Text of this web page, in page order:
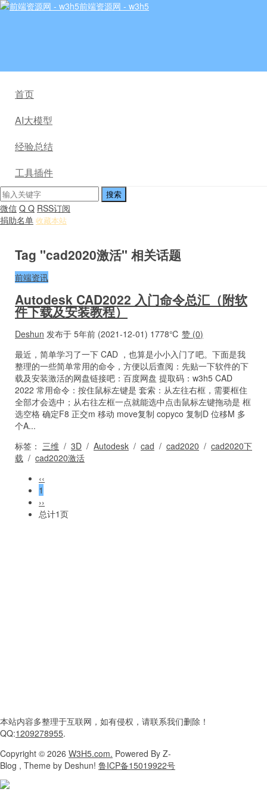
前端资源网 - w3h5
首页
AI大模型
经验总结
工具插件
微信 Q Q RSS订阅
捐助名单 收藏本站
Tag "cad2020激活" 相关话题
前端资讯
Autodesk CAD2022 入门命令总汇（附软
件下载及安装教程）
Deshun 发布于 5年前 (2021-12-01) 1778℃ 赞 (0)
最近，简单学习了一下 CAD ，也算是小小入门了吧。下面是我
整理的一些简单常用的命令，方便以后查阅：先贴一下软件的下
载及安装激活的网盘链接吧：百度网盘 提取码：w3h5 CAD
2022 常用命令：按住鼠标左键是 套索：从左往右框，需要框住
全部才会选中；从右往左框一点就能选中点击鼠标左键拖动是 框
选空格 确定F8 正交m 移动 move复制 copyco 复制D 位移M 多
个A...
标签： 三维 / 3D / Autodesk / cad / cad2020 / cad2020下
载 / cad2020激活
‹‹
1
››
总计1页
本站内容多整理于互联网， 如有侵权，请联系我们删除！
QQ:1209278955.
Copyright © 2026 W3H5.com. Powered By Z-
Blog , Theme by Deshun! 鲁ICP备15019922号